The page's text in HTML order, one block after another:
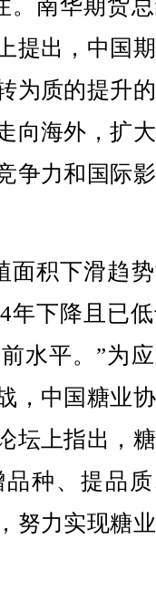
。南华期货
提出，中国
为质的提升
向海外，扩
争力和国际
积下滑趋势
年下降且已低
水平。”为
，中国糖业
坛上指出，
种、提品
努力实现糖